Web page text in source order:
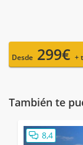
Desde 299€ +
También te
8,4